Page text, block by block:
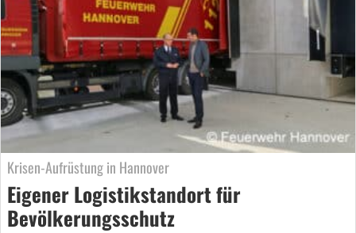
Krisen-Aufrüstung in Hannover
Eigener Logistikstandort für
Bevölkerungsschutz